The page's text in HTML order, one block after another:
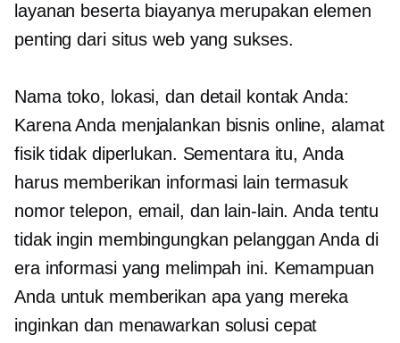
layanan beserta biayanya merupakan elemen
penting dari situs web yang sukses.
Nama toko, lokasi, dan detail kontak Anda:
Karena Anda menjalankan bisnis online, alamat
fisik tidak diperlukan. Sementara itu, Anda
harus memberikan informasi lain termasuk
nomor telepon, email, dan lain-lain. Anda tentu
tidak ingin membingungkan pelanggan Anda di
era informasi yang melimpah ini. Kemampuan
Anda untuk memberikan apa yang mereka
inginkan dan menawarkan solusi cepat